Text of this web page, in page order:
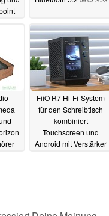
FiiO R7 Hi-Fi-System
für den Schreibtisch
kombiniert
Touchscreen und
Android mit Verstärker